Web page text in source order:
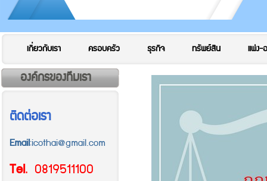
เกี่ยวกับเรา ครอบครัว ธุรกิจ ทรัพย์สิน แพ่ง-
องค์กรของทีมเรา
ติดต่อเรา
Email:icothai@gmail.com
Tel. 0819511100